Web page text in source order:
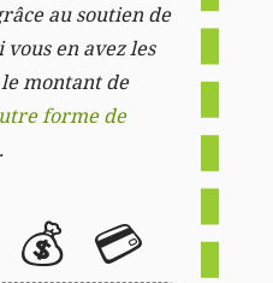
au soutien de
vous en avez les
montant de
forme de
💰 💳